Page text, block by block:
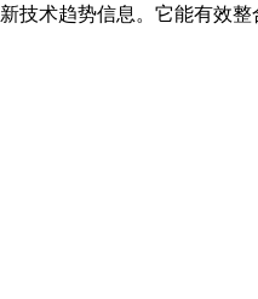
技术趋势信息。它能有效